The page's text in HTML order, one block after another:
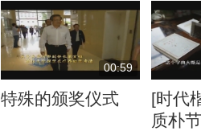
00:59
特殊的颁奖仪式
[时代
质朴节俭